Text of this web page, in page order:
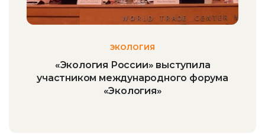
ЭКОЛОГИЯ
«Экология России» выступила
участником международного форума
«Экология»